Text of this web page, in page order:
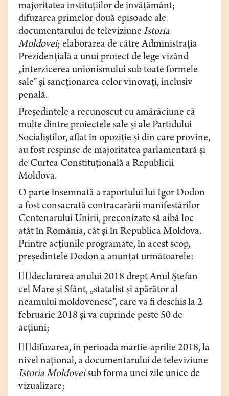
majoritatea instituţiilor de învăţământ;
difuzarea primelor două episoade ale
documentarului de televiziune Istoria
Moldovei; elaborarea de către Administraţia
Prezidenţială a unui proiect de lege vizând
„interzicerea unionismului sub toate formele
sale” şi sancţionarea celor vinovaţi, inclusiv
penală.
Preşedintele a recunoscut cu amărăciune că
multe dintre proiectele sale şi ale Partidului
Socialiştilor, aflat în opoziţie şi din care provine,
au fost respinse de majoritatea parlamentară şi
de Curtea Constituţională a Republicii
Moldova.
O parte însemnată a raportului lui Igor Dodon
a fost consacrată contracarării manifestărilor
Centenarului Unirii, preconizate să aibă loc
atât în România, cât şi în Republica Moldova.
Printre acţiunile programate, în acest scop,
preşedintele Dodon a anunţat următoarele:
declararea anului 2018 drept Anul Ştefan
cel Mare şi Sfânt, „statalist şi apărător al
neamului moldovenesc”, care va fi deschis la 2
februarie 2018 şi va cuprinde peste 50 de
acţiuni;
difuzarea, în perioada martie-aprilie 2018, la
nivel naţional, a documentarului de televiziune
Istoria Moldoveisub forma unei zile unice de
vizualizare;